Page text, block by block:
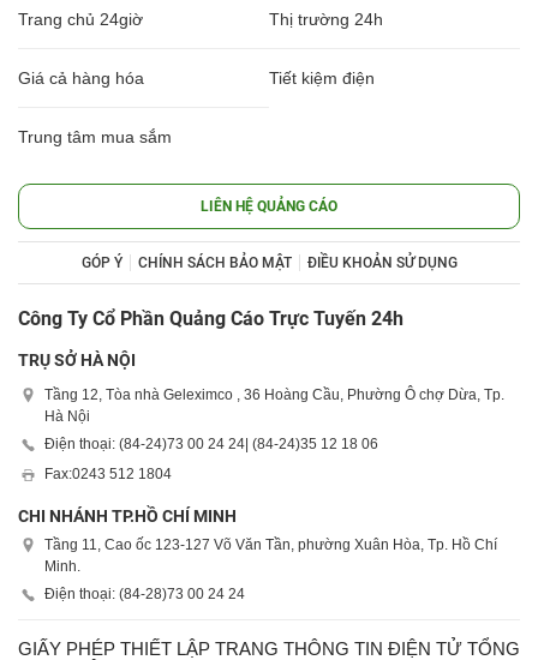
Trang chủ 24giờ Thị trường 24h
Giá cả hàng hóa Tiết kiệm điện
Trung tâm mua sắm
LIÊN HỆ QUẢNG CÁO
GÓP Ý CHÍNH SÁCH BẢO MẬT ĐIỀU KHOẢN SỬ DỤNG
Công Ty Cổ Phần Quảng Cáo Trực Tuyến 24h
TRỤ SỞ HÀ NỘI
Tầng 12, Tòa nhà Geleximco , 36 Hoàng Cầu, Phường Ô chợ Dừa, Tp.
Hà Nội
Điện thoại: (84-24)73 00 24 24 | (84-24)35 12 18 06
Fax:0243 512 1804
CHI NHÁNH TP.HỒ CHÍ MINH
Tầng 11, Cao ốc 123-127 Võ Văn Tần, phường Xuân Hòa, Tp. Hồ Chí
Minh.
Điện thoại: (84-28)73 00 24 24
GIẤY PHÉP THIẾT LẬP TRANG THÔNG TIN ĐIỆN TỬ TỔNG